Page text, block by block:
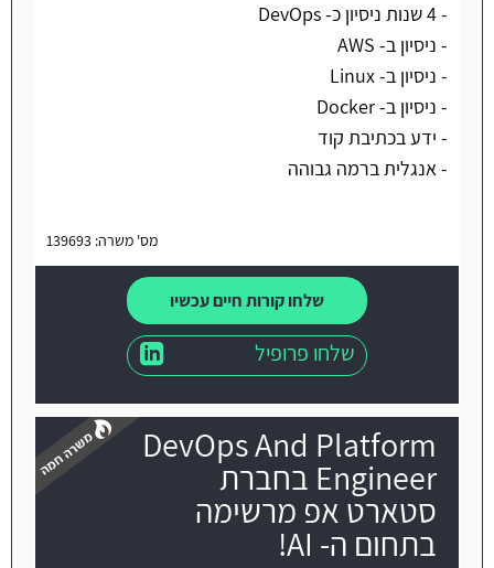
- 4 שנות ניסיון כ- DevOps
- ניסיון ב- AWS
- ניסיון ב- Linux
- ניסיון ב- Docker
- ידע בכתיבת קוד
- אנגלית ברמה גבוהה
מס' משרה: 139693
שלחו קורות חיים עכשיו
שלחו פרופיל
DevOps And Platform
Engineer בחברת
סטארט אפ מרשימה
בתחום ה- AI!